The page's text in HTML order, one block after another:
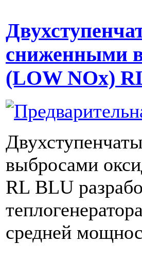
сниженными
(LOW NOx)
выбросами
RL BLU
средней